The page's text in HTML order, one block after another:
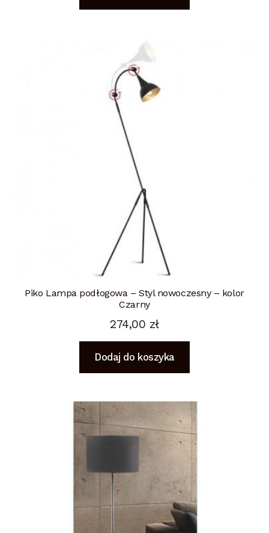
Piko Lampa podłogowa – Styl nowoczesny – kolor
Czarny
274,00 zł
Dodaj do koszyka